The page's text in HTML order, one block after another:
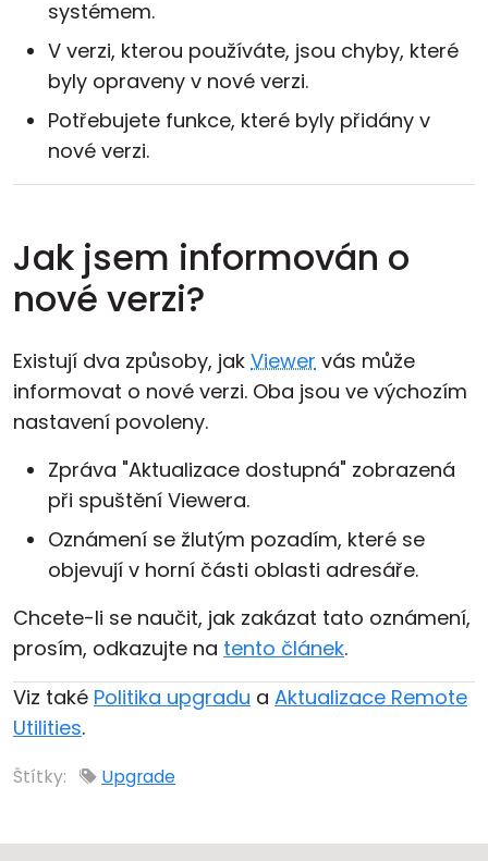
systémem.
V verzi, kterou používáte, jsou chyby, které
byly opraveny v nové verzi.
Potřebujete funkce, které byly přidány v
nové verzi.
Jak jsem informován o
nové verzi?
Existují dva způsoby, jak Viewer vás může
informovat o nové verzi. Oba jsou ve výchozím
nastavení povoleny.
Zpráva "Aktualizace dostupná" zobrazená
při spuštění Viewera.
Oznámení se žlutým pozadím, které se
objevují v horní části oblasti adresáře.
Chcete-li se naučit, jak zakázat tato oznámení,
prosím, odkazujte na tento článek.
Viz také Politika upgradu a Aktualizace Remote
Utilities.
Štítky: Upgrade